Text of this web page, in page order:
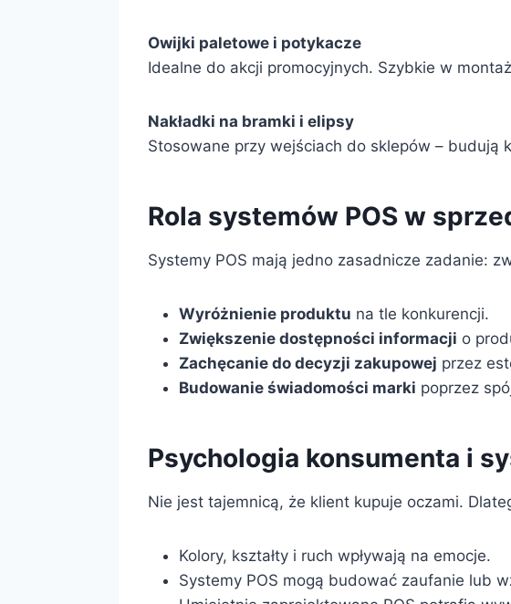
Owijki paletowe i potykacze
Idealne do akcji promocyjnych. Szybkie w
Nakładki na bramki i elipsy
Stosowane przy wejściach do sklepów – budują
Rola systemów POS w
Systemy POS mają jedno zasadnicze zadanie:
Wyróżnienie produktu na tle konkurencji.
Zwiększenie dostępności informacji o
Zachęcanie do decyzji zakupowej przez
Budowanie świadomości marki poprzez
Psychologia konsumenta i
Nie jest tajemnicą, że klient kupuje oczami.
Kolory, kształty i ruch wpływają na emocje.
Systemy POS mogą budować zaufanie lub